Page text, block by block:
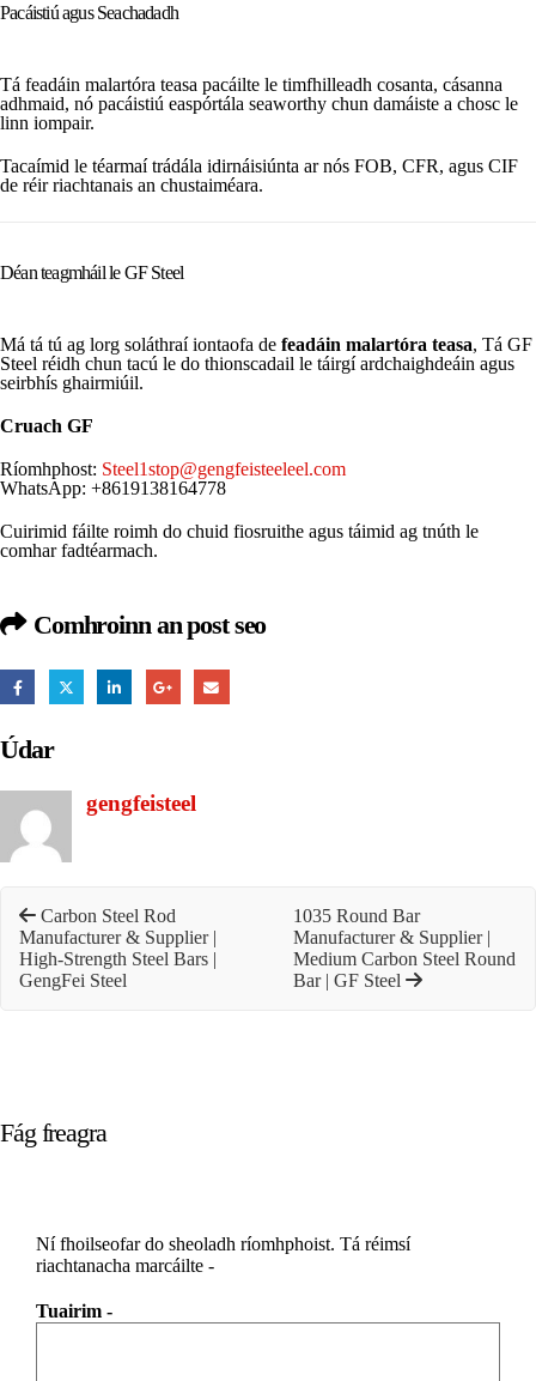
Pacáistiú agus Seachadadh
Tá feadáin malartóra teasa pacáilte le timfhilleadh cosanta, cásanna
adhmaid, nó pacáistiú easpórtála seaworthy chun damáiste a chosc le
linn iompair.
Tacaímid le téarmaí trádála idirnáisiúnta ar nós FOB, CFR, agus CIF
de réir riachtanais an chustaiméara.
Déan teagmháil le GF Steel
Má tá tú ag lorg soláthraí iontaofa de feadáin malartóra teasa, Tá GF
Steel réidh chun tacú le do thionscadail le táirgí ardchaighdeáin agus
seirbhís ghairmiúil.
Cruach GF
Ríomhphost: Steel1stop@gengfeisteeleel.com
WhatsApp: +8619138164778
Cuirimid fáilte roimh do chuid fiosruithe agus táimid ag tnúth le
comhar fadtéarmach.
Comhroinn an post seo
Údar
gengfeisteel
Carbon Steel Rod
Manufacturer & Supplier |
High-Strength Steel Bars |
GengFei Steel
1035 Round Bar
Manufacturer & Supplier |
Medium Carbon Steel Round
Bar | GF Steel
Fág freagra
Ní fhoilseofar do sheoladh ríomhphoist. Tá réimsí
riachtanacha marcáilte -
Tuairim -